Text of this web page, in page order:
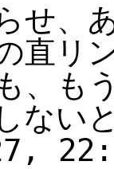
せ、
直リ
、
ない